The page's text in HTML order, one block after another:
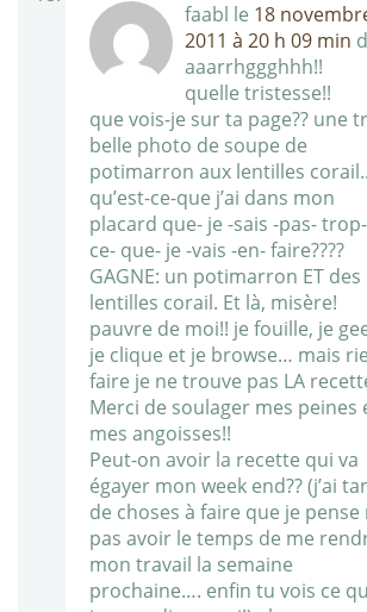
faabl le 18
2011 à 20 h 09 min
aaarrhggghhh!!
quelle tristesse!!
que vois-je sur ta page?? une
belle photo de soupe de
potimarron aux lentilles
qu’est-ce-que j’ai dans mon
placard que- je -sais -pas- trop-
ce- que- je -vais -en- faire????
GAGNE: un potimarron ET des
lentilles corail. Et là, misère!
pauvre de moi!! je fouille, je
je clique et je browse… mais
faire je ne trouve pas LA
Merci de soulager mes peines
mes angoisses!!
Peut-on avoir la recette qui va
égayer mon week end?? (j’ai
de choses à faire que je pense
pas avoir le temps de me
mon travail la semaine
prochaine…. enfin tu vois ce